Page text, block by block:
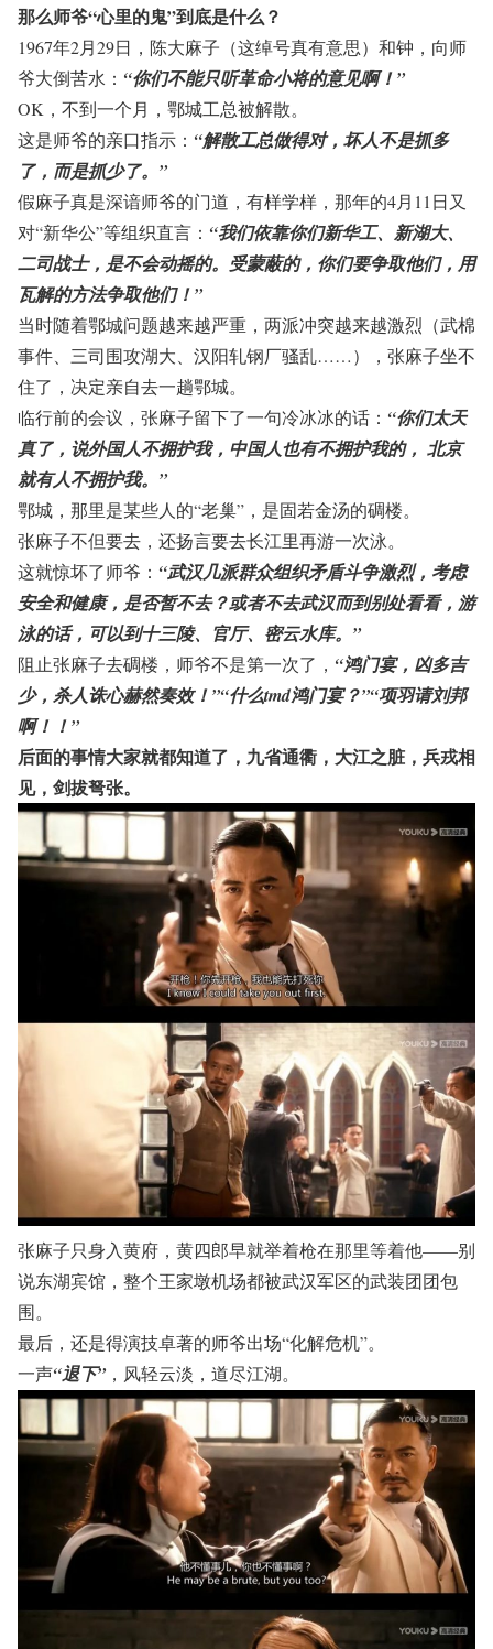
那么师爷“心里的鬼”到底是什么？
1967年2月29日，陈大麻子（这绰号真有意思）和钟，向师
爷大倒苦水： “你们不能只听革命小将的意见啊！”
OK，不到一个月，鄂城工总被解散。
这是师爷的亲口指示： “解散工总做得对，坏人不是抓多
了，而是抓少了。”
假麻子真是深谙师爷的门道，有样学样，那年的4月11日又
对“新华公”等组织直言： “我们依靠你们新华工、新湖大、
二司战士，是不会动摇的。受蒙蔽的，你们要争取他们，用
瓦解的方法争取他们！”
当时随着鄂城问题越来越严重，两派冲突越来越激烈（武棉
事件、三司围攻湖大、汉阳轧钢厂骚乱……），张麻子坐不
住了，决定亲自去一趟鄂城。
临行前的会议，张麻子留下了一句冷冰冰的话： “你们太天
真了，说外国人不拥护我，中国人也有不拥护我的， 北京
就有人不拥护我。”
鄂城，那里是某些人的“老巢”，是固若金汤的碉楼。
张麻子不但要去，还扬言要去长江里再游一次泳。
这就惊坏了师爷： “武汉几派群众组织矛盾斗争激烈，考虑
安全和健康，是否暂不去？或者不去武汉而到别处看看，游
泳的话，可以到十三陵、官厅、密云水库。”
阻止张麻子去碉楼，师爷不是第一次了， “鸿门宴，凶多吉
少，杀人诛心赫然奏效！”“什么tmd鸿门宴？”“项羽请刘邦
啊！！”
后面的事情大家就都知道了，九省通衢，大江之脏，兵戎相
见，剑拔弩张。
张麻子只身入黄府，黄四郎早就举着枪在那里等着他——别
说东湖宾馆，整个王家墩机场都被武汉军区的武装团团包
围。
最后，还是得演技卓著的师爷出场“化解危机”。
一声“退下”，风轻云淡，道尽江湖。